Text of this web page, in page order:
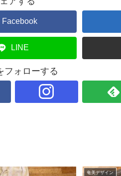
Facebook
LINE
フォローする
奄美デザイン